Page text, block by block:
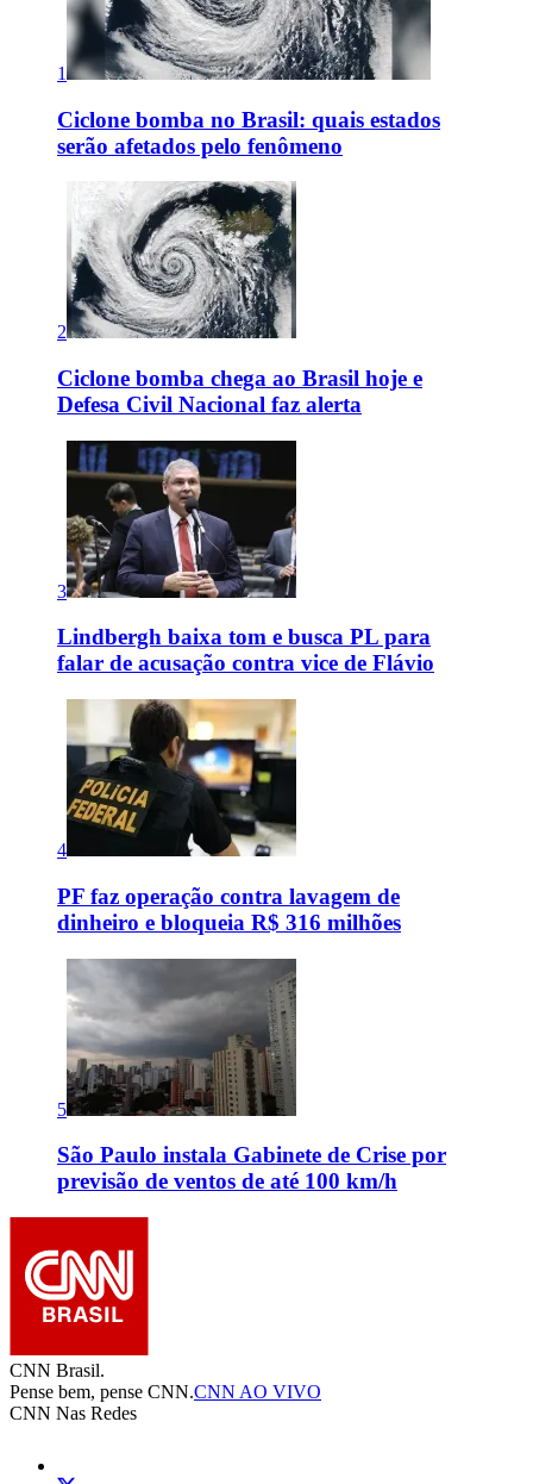
1
Ciclone bomba no Brasil: quais estados
serão afetados pelo fenômeno
2
Ciclone bomba chega ao Brasil hoje e
Defesa Civil Nacional faz alerta
3
Lindbergh baixa tom e busca PL para
falar de acusação contra vice de Flávio
4
PF faz operação contra lavagem de
dinheiro e bloqueia R$ 316 milhões
5
São Paulo instala Gabinete de Crise por
previsão de ventos de até 100 km/h
CNN Brasil.
Pense bem, pense CNN.CNN AO VIVO
CNN Nas Redes